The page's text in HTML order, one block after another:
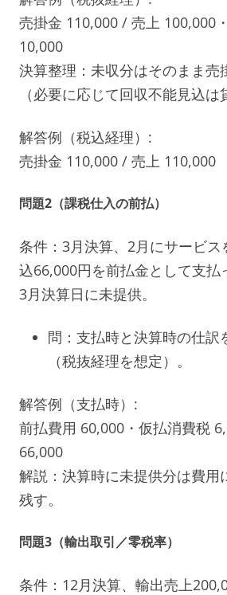
売掛金 110,000 / 売上 100,000
10,000
決算整理：未収分はそのまま売
（必要に応じて回収不能見込は
解答例（税込経理）:
売掛金 110,000 / 売上 110,000
問題2（課税仕入の前払）
条件：3月決算、2月にサービ
込66,000円を前払金として支払
3月決算日に未提供。
問：支払時と決算時の仕訳
（税抜経理を想定）。
解答例（支払時）:
前払費用 60,000・仮払消費税
66,000
解説：決算時に未提供分は費用
残す。
問題3（輸出取引／零税率）
条件：12月決算、輸出売上